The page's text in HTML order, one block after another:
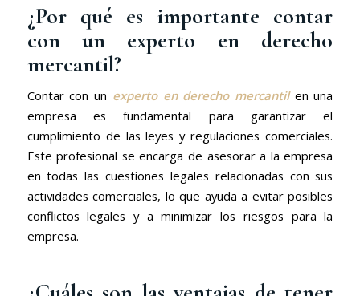
¿Por qué es importante contar
con un experto en derecho
mercantil?
Contar con un experto en derecho mercantilen una
empresa es fundamental para garantizar el
cumplimiento de las leyes y regulaciones comerciales.
Este profesional se encarga de asesorar a la empresa
en todas las cuestiones legales relacionadas con sus
actividades comerciales, lo que ayuda a evitar posibles
conflictos legales y a minimizar los riesgos para la
empresa.